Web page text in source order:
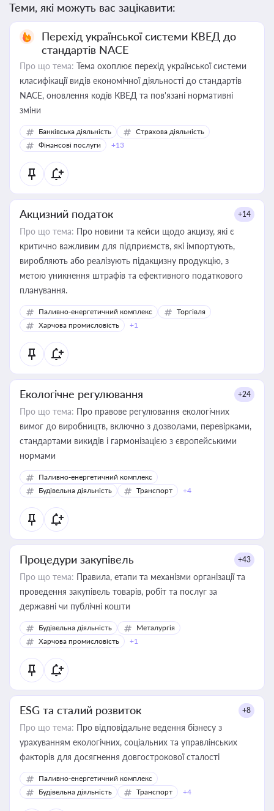
Теми, які можуть вас зацікавити:
Перехід української системи КВЕД до
стандартів NACE
Про що тема: Тема охоплює перехід української системи
класифікації видів економічної діяльності до стандартів
NACE, оновлення кодів КВЕД та пов'язані нормативні
зміни
Банківська діяльність
Страхова діяльність
Фінансові послуги
+13
Акцизний податок +14
Про що тема: Про новини та кейси щодо акцизу, які є
критично важливим для підприємств, які імпортують,
виробляють або реалізують підакцизну продукцію, з
метою уникнення штрафів та ефективного податкового
планування.
Паливно-енергетичний комплекс
Торгівля
Харчова промисловість
+1
Екологічне регулювання +24
Про що тема: Про правове регулювання екологічних
вимог до виробництв, включно з дозволами, перевірками,
стандартами викидів і гармонізацією з європейськими
нормами
Паливно-енергетичний комплекс
Будівельна діяльність
Транспорт +4
Процедури закупівель +43
Про що тема: Правила, етапи та механізми організації та
проведення закупівель товарів, робіт та послуг за
державні чи публічні кошти
Будівельна діяльність
Металургія
Харчова промисловість
+1
ESG та сталий розвиток +8
Про що тема: Про відповідальне ведення бізнесу з
урахуванням екологічних, соціальних та управлінських
факторів для досягнення довгострокової сталості
Паливно-енергетичний комплекс
Будівельна діяльність
Транспорт +4